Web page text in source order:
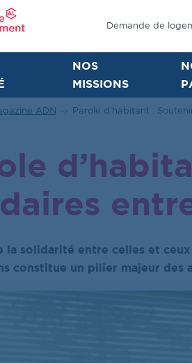
Demande de
NOS
MISSIONS
ADN Parole d’habitant :
la solidarité entre celles et
constitue un pilier majeur des